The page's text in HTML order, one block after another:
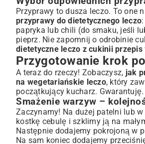
Przyprawy to dusza leczo. To one
przyprawy do dietetycznego leczo
papryka lub chili (do smaku, jeśli
pieprz. Nie zapomnij o odrobinie
dietetyczne leczo z cukinii przepis
Przygotowanie krok
A teraz do rzeczy! Zobaczysz, jak
na wegetariańskie leczo, który
początkujący kucharz. Gwarantuję.
Smażenie warzyw –
Zaczynamy! Na dużej patelni lub
kostkę cebulę i szklimy ją na
Następnie dodajemy pokrojoną w
Na sam koniec dodajemy